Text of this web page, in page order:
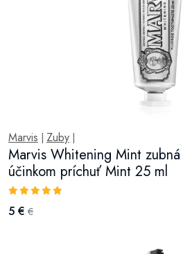
Marvis Zuby
Marvis Whitening Mint
účinkom príchuť Mint 25 ml
5 € €